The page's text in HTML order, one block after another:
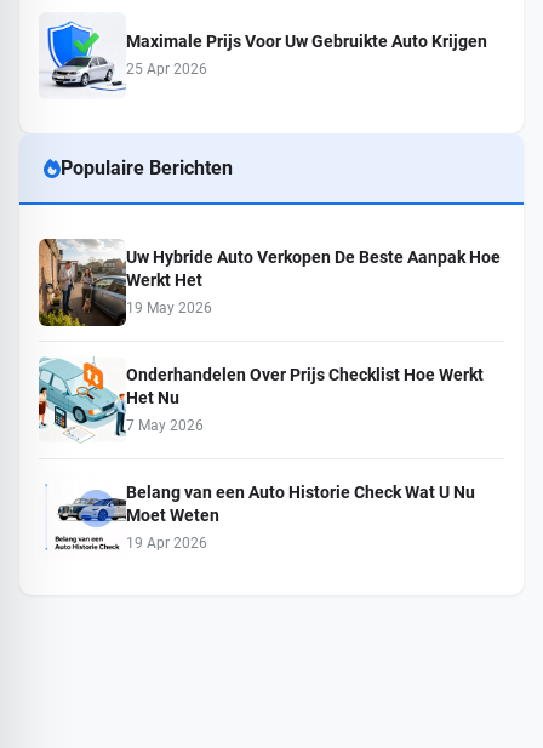
Maximale Prijs Voor Uw Gebruikte Auto Krijgen
25 Apr 2026
Populaire Berichten
Uw Hybride Auto Verkopen De Beste Aanpak Hoe
Werkt Het
19 May 2026
Onderhandelen Over Prijs Checklist Hoe Werkt
Het Nu
7 May 2026
Belang van een Auto Historie Check Wat U Nu
Moet Weten
19 Apr 2026